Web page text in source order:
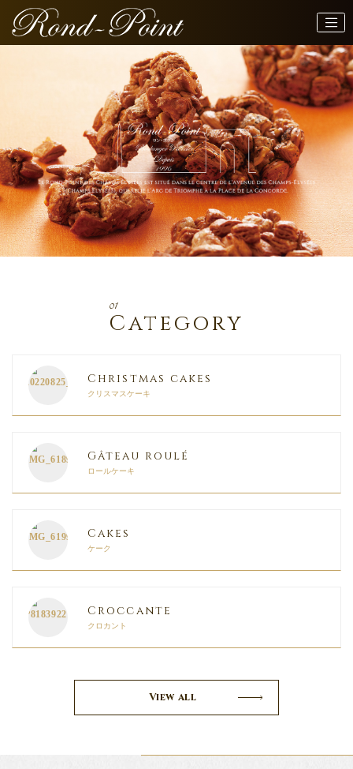
01
Category
Christmas cakes
クリスマスケーキ
Gâteau roulé
ロールケーキ
Cakes
ケーク
Croccante
クロカント
View all